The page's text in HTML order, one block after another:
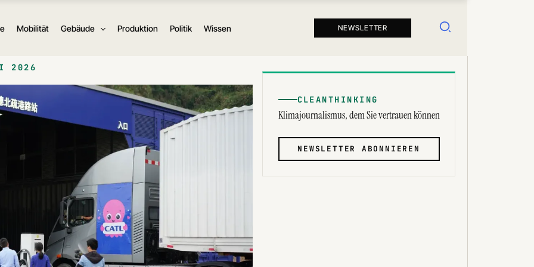
Mobilität Gebäude Produktion Politik Wissen NEWSLETTER Suchen
2026
CLEANTHINKING
Klimajournalismus, dem Sie vertrauen können
NEWSLETTER ABONNIEREN